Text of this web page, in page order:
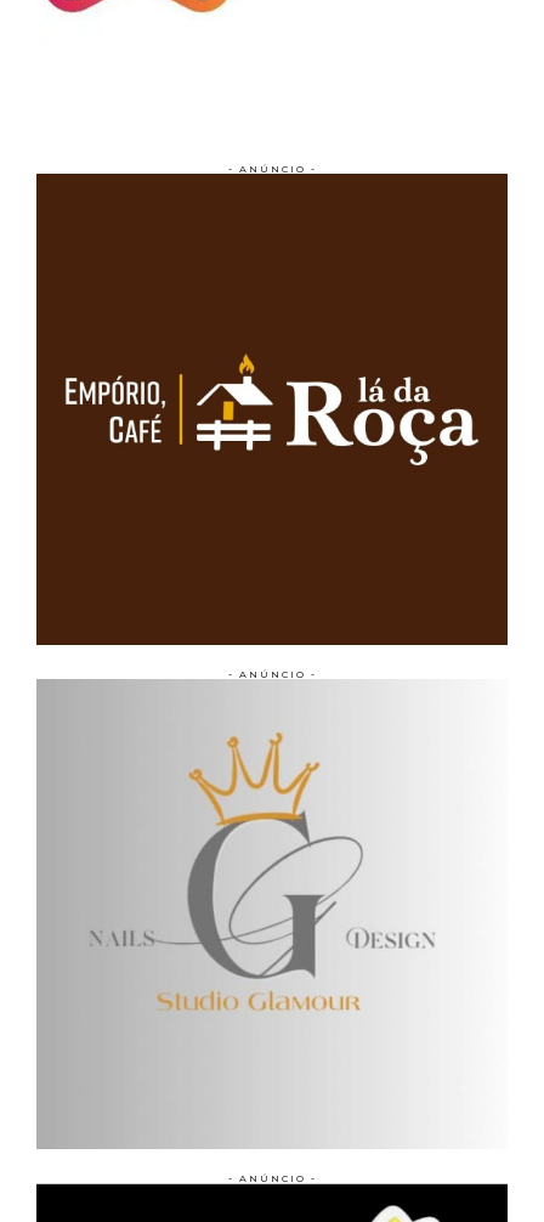
- ANÚNCIO -
- ANÚNCIO -
- ANÚNCIO -